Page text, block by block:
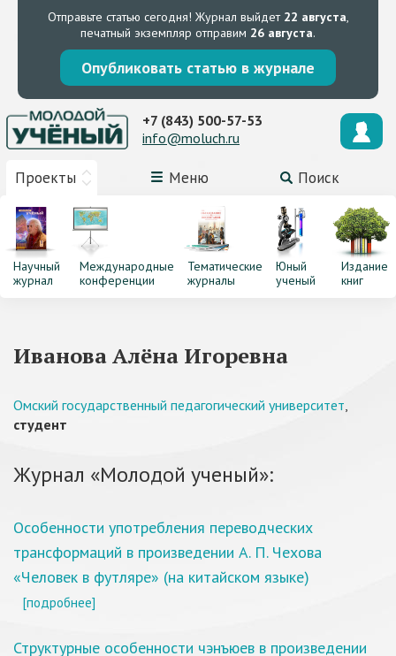
Отправьте статью сегодня! Журнал выйдет 22 августа,
печатный экземпляр отправим 26 августа.
Опубликовать статью в журнале
Проекты Меню Поиск
+7 (843) 500-57-53
info@moluch.ru
Научный
журнал
Международные
конференции
Тематические
журналы
Юный
ученый
Издание
книг
Иванова Алёна Игоревна
Омский государственный педагогический университет,
студент
Журнал «Молодой ученый»:
Особенности употребления переводческих
трансформаций в произведении А. П. Чехова
«Человек в футляре» (на китайском языке)
[подробнее]
Структурные особенности чэнъюев в произведении